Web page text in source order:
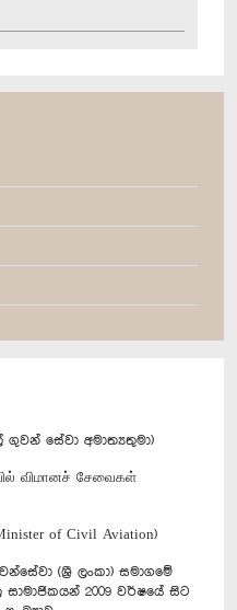
සේවා අමාත්‍යතුමා)
விமானச் சேவைகள்
of Civil Aviation)
(ශ්‍රී ලංකා) සමාගමේ
2009 වර්ෂයේ සිට